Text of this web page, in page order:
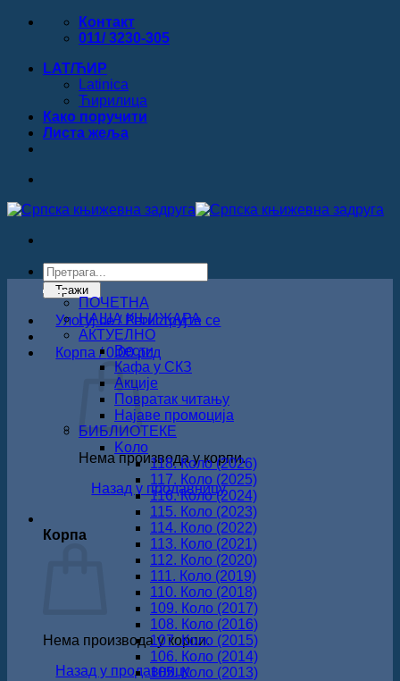
Прескочи
Контакт
011/ 3230-305
LAT/ЋИР
Latinica
Ћирилица
Како поручити
Листa жеља
Products
search
Тражи
Улогуј се / Региструјте се
Корпа /0.00рсд
Нема производа у корпи.
Назад у продавницу
Корпа
Нема производа у корпи.
Назад у продавницу
ПОЧЕТНА
НАША КЊИЖАРА
АКТУЕЛНО
Вести
Кафа у СКЗ
Акције
Повратак читању
Најаве промоција
БИБЛИОТЕКЕ
Koло
118. Коло (2026)
117. Коло (2025)
116. Коло (2024)
115. Коло (2023)
114. Коло (2022)
113. Коло (2021)
112. Коло (2020)
111. Коло (2019)
110. Коло (2018)
109. Коло (2017)
108. Коло (2016)
107. Коло (2015)
106. Коло (2014)
105. Коло (2013)